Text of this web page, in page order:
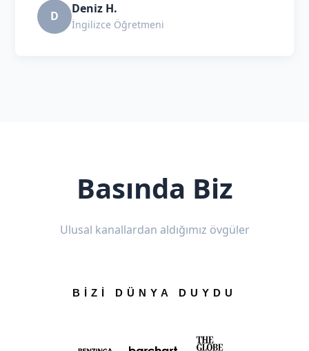
D Deniz H.
İngilizce Öğretmeni
Basında Biz
Ulusal kanallardan aldığımız övgüler
BİZİ DÜNYA DUYDU